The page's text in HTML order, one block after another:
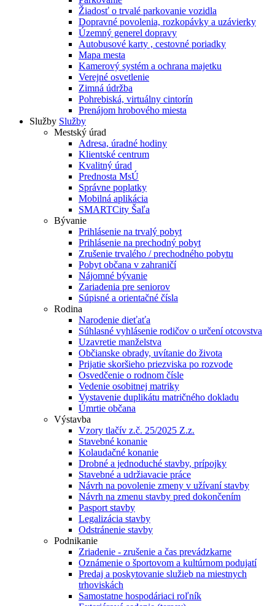
Žiadosť o trvalé parkovanie vozidla
Dopravné povolenia, rozkopávky a uzávierky
Územný generel dopravy
Autobusové karty , cestovné poriadky
Mapa mesta
Kamerový systém a ochrana majetku
Verejné osvetlenie
Zimná údržba
Pohrebiská, virtuálny cintorín
Prenájom hrobového miesta
Služby Služby
Mestský úrad
Adresa, úradné hodiny
Klientské centrum
Kvalitný úrad
Prednosta MsÚ
Správne poplatky
Mobilná aplikácia
SMARTCity Šaľa
Bývanie
Prihlásenie na trvalý pobyt
Prihlásenie na prechodný pobyt
Zrušenie trvalého / prechodného pobytu
Pobyt občana v zahraničí
Nájomné bývanie
Zariadenia pre seniorov
Súpisné a orientačné čísla
Rodina
Narodenie dieťaťa
Súhlasné vyhlásenie rodičov o určení otcovstva
Uzavretie manželstva
Občianske obrady, uvítanie do života
Prijatie skoršieho priezviska po rozvode
Osvedčenie o rodnom čísle
Vedenie osobitnej matriky
Vystavenie duplikátu matričného dokladu
Úmrtie občana
Výstavba
Vzory tlačív z.č. 25/2025 Z.z.
Stavebné konanie
Kolaudačné konanie
Drobné a jednoduché stavby, prípojky
Stavebné a udržiavacie práce
Návrh na povolenie zmeny v užívaní stavby
Návrh na zmenu stavby pred dokončením
Pasport stavby
Legalizácia stavby
Odstránenie stavby
Podnikanie
Zriadenie - zrušenie a čas prevádzkarne
Oznámenie o športovom a kultúrnom podujatí
Predaj a poskytovanie služieb na miestnych
trhoviskách
Samostatne hospodáriaci roľník